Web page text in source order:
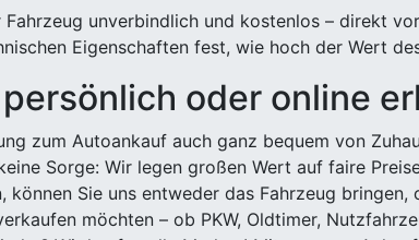
unverbindlich und kostenlos – direkt
Eigenschaften fest, wie hoch der Wert
oder online
zum Autoankauf auch ganz bequem von
Sorge: Wir legen großen Wert auf faire
können Sie uns entweder das Fahrzeug
möchten – ob PKW, Oldtimer,